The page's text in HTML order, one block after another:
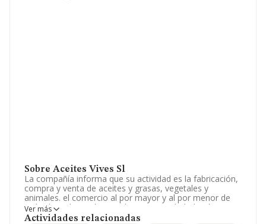
Sobre Aceites Vives Sl
La compañía informa que su actividad es la fabricación,
compra y venta de aceites y grasas, vegetales y
animales. el comercio al por mayor y al por menor de
toda clase de productos alimenticios y bebidas. las
actividades enumeradas anteriormente podran ser rea.
Ver más
Actividades relacionadas